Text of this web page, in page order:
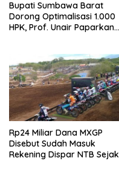
Bupati Sumbawa Barat
Dorong Optimalisasi 1.000
HPK, Prof. Unair Paparkan
Rp24 Miliar Dana MXGP
Disebut Sudah Masuk
Rekening Dispar NTB Sejak